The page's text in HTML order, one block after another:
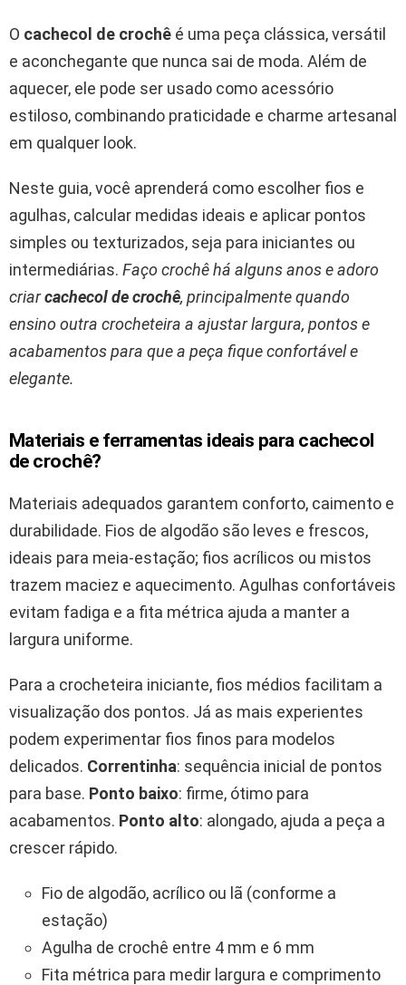
O cachecol de crochê é uma peça clássica, versátil
e aconchegante que nunca sai de moda. Além de
aquecer, ele pode ser usado como acessório
estiloso, combinando praticidade e charme artesanal
em qualquer look.
Neste guia, você aprenderá como escolher fios e
agulhas, calcular medidas ideais e aplicar pontos
simples ou texturizados, seja para iniciantes ou
intermediárias. Faço crochê há alguns anos e adoro
criarcachecol de crochê, principalmente quando
ensino outra crocheteira a ajustar largura, pontos e
acabamentos para que a peça fique confortável e
elegante.
Materiais e ferramentas ideais para cachecol
de crochê?
Materiais adequados garantem conforto, caimento e
durabilidade. Fios de algodão são leves e frescos,
ideais para meia-estação; fios acrílicos ou mistos
trazem maciez e aquecimento. Agulhas confortáveis
evitam fadiga e a fita métrica ajuda a manter a
largura uniforme.
Para a crocheteira iniciante, fios médios facilitam a
visualização dos pontos. Já as mais experientes
podem experimentar fios finos para modelos
delicados. Correntinha: sequência inicial de pontos
para base. Ponto baixo: firme, ótimo para
acabamentos. Ponto alto: alongado, ajuda a peça a
crescer rápido.
Fio de algodão, acrílico ou lã (conforme a
estação)
Agulha de crochê entre 4 mm e 6 mm
Fita métrica para medir largura e comprimento